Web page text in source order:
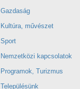
Gazdaság
Kultúra, művészet
Sport
Nemzetközi kapcsolatok
Programok, Turizmus
Településünk